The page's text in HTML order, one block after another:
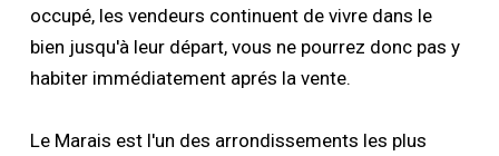
occupé, les vendeurs continuent de vivre dans le
bien jusqu'à leur départ, vous ne pourrez donc pas y
habiter immédiatement aprés la vente.
Le Marais est l'un des arrondissements les plus